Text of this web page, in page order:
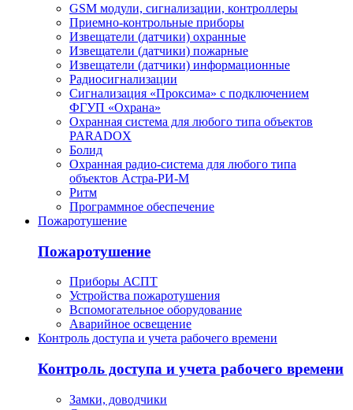
GSM модули, сигнализации, контроллеры
Приемно-контрольные приборы
Извещатели (датчики) охранные
Извещатели (датчики) пожарные
Извещатели (датчики) информационные
Радиосигнализации
Сигнализация «Проксима» с подключением
ФГУП «Охрана»
Охранная система для любого типа объектов
PARADOX
Болид
Охранная радио-система для любого типа
объектов Астра-РИ-М
Ритм
Программное обеспечение
Пожаротушение
Пожаротушение
Приборы АСПТ
Устройства пожаротушения
Вспомогательное оборудование
Аварийное освещение
Контроль доступа и учета рабочего времени
Контроль доступа и учета рабочего времени
Замки, доводчики